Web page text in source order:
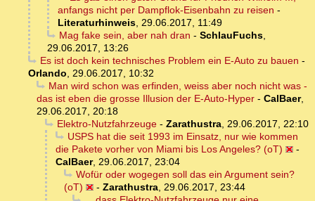
anfangs nicht per Dampflok-Eisenbahn zu reisen -
Literaturhinweis, 29.06.2017, 11:49
Mag fake sein, aber nah dran - SchlauFuchs,
29.06.2017, 13:26
Es ist doch kein technisches Problem ein E-Auto zu bauen -
Orlando, 29.06.2017, 10:32
Man wird schon was erfinden, weiss aber noch nicht was -
das ist eben die grosse Illusion der E-Auto-Hyper - CalBaer,
29.06.2017, 20:18
Elektro-Nutzfahrzeuge- Zarathustra, 29.06.2017, 22:10
USPS hat die seit 1993 im Einsatz, nur wie kommen
die Pakete vorher von Miami bis Los Angeles? (oT)
-
CalBaer, 29.06.2017, 23:04
Wofür oder wogegen soll das ein Argument sein?
(oT)
- Zarathustra, 29.06.2017, 23:44